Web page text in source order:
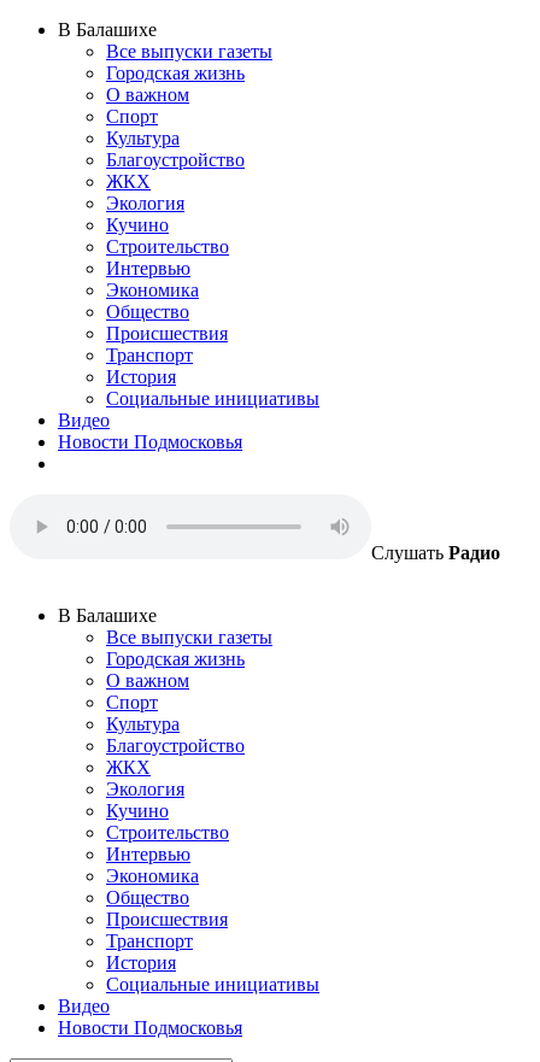
В Балашихе
Все выпуски газеты
Городская жизнь
О важном
Спорт
Культура
Благоустройство
ЖКХ
Экология
Кучино
Строительство
Интервью
Экономика
Общество
Происшествия
Транспорт
История
Социальные инициативы
Видео
Новости Подмосковья
Слушать Радио
В Балашихе
Все выпуски газеты
Городская жизнь
О важном
Спорт
Культура
Благоустройство
ЖКХ
Экология
Кучино
Строительство
Интервью
Экономика
Общество
Происшествия
Транспорт
История
Социальные инициативы
Видео
Новости Подмосковья